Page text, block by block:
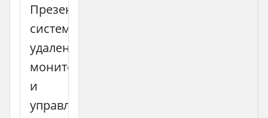
Презентация
системы
удаленного
мониторинга
и
управления